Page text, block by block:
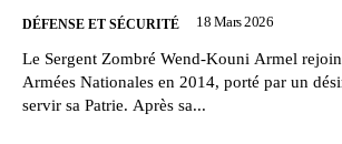
DÉFENSE ET SÉCURITÉ 18 Mars 2026
Le Sergent Zombré Wend-Kouni Armel
Armées Nationales en 2014, porté par un
servir sa Patrie. Après sa...